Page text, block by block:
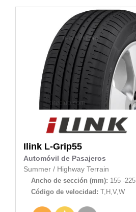
Ilink L-Grip55
Automóvil de Pasajeros
Summer / Highway Terrain
Ancho de sección (mm): 155 -225
Código de velocidad: T,H,V,W